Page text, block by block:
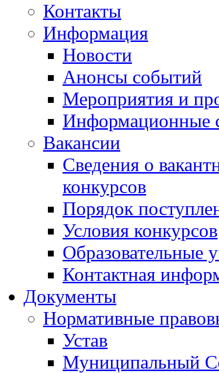
Контакты
Информация
Новости
Анонсы событий
Мероприятия и
Информационные
Вакансии
Сведения о
конкурсов
Порядок
Условия конкурсов
Образовательные
Контактная
Документы
Нормативные
Устав
Муниципальный